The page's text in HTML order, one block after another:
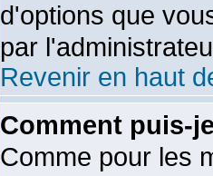
d'options que
par
Revenir en haut
Comment puis-
Comme pour les